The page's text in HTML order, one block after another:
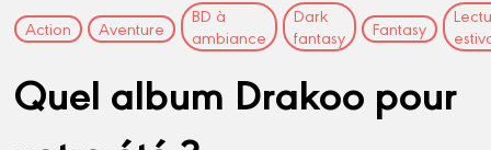
Action Aventure
BD à
ambiance
Dark
fantasy
Fantasy
Quel album Drakoo pour